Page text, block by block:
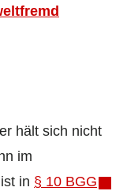
hält sich nicht
im
in § 10 BGG